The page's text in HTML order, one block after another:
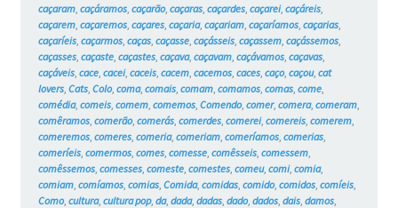
caçaram, caçáramos, caçarão, caçaras, caçardes, caçarei, caçáreis,
caçarem, caçaremos, caçares, caçaria, caçariam, caçaríamos, caçarias,
caçaríeis, caçarmos, caças, caçasse, caçásseis, caçassem, caçássemos,
caçasses, caçaste, caçastes, caçava, caçavam, caçávamos, caçavas,
caçáveis, cace, cacei, caceis, cacem, cacemos, caces, caço, caçou, cat
lovers, Cats, Colo, coma, comais, comam, comamos, comas, come,
comédia, comeis, comem, comemos, Comendo, comer, comera, comeram,
comêramos, comerão, comerás, comerdes, comerei, comereis, comerem,
comeremos, comeres, comeria, comeriam, comeríamos, comerias,
comeríeis, comermos, comes, comesse, comêsseis, comessem,
comêssemos, comesses, comeste, comestes, comeu, comi, comia,
comiam, comíamos, comias, Comida, comidas, comido, comidos, comíeis,
Como, cultura, cultura pop, da, dada, dadas, dado, dados, dais, damos,